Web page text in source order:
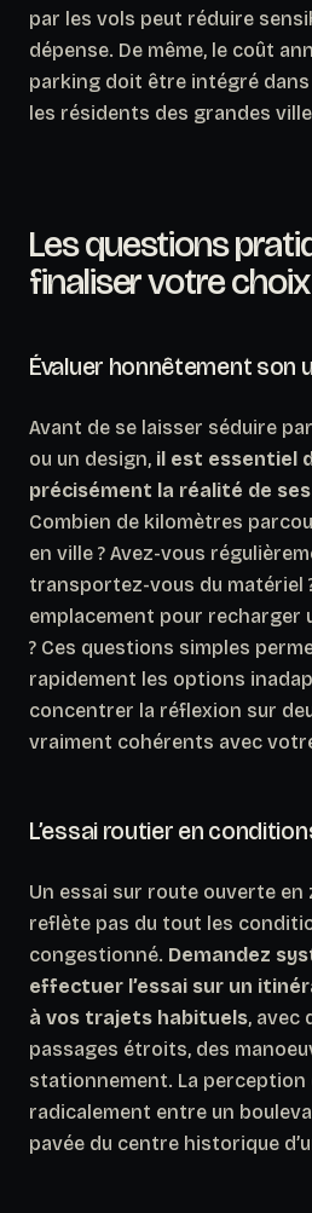
par les vols peut réduire
dépense. De même, le coût
parking doit être intégré
les résidents des grandes
Les questions
finaliser votre choix
Évaluer honnêtement son
Avant de se laisser séduire
ou un design, il est essentiel
précisément la réalité de
Combien de kilomètres
en ville ? Avez-vous
transportez-vous du matériel
emplacement pour recharger
? Ces questions simples
rapidement les options
concentrer la réflexion sur
vraiment cohérents avec
L’essai routier en
Un essai sur route ouverte en
reflète pas du tout les
congestionné. Demandez
effectuer l’essai sur un
à vos trajets habituels, avec
passages étroits, des
stationnement. La perception
radicalement entre un
pavée du centre historique